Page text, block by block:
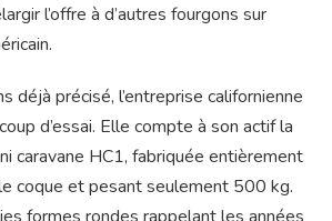
l’offre à d’autres fourgons sur
déjà précisé, l’entreprise californienne
d’essai. Elle compte à son actif la
caravane HC1, fabriquée entièrement
coque et pesant seulement 500 kg.